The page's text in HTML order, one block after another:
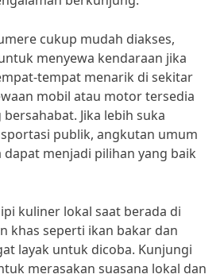
cukup mudah diakses,
menyewa kendaraan jika
tempat menarik di sekitar
mobil atau motor tersedia
Jika lebih suka
publik, angkutan umum
menjadi pilihan yang baik
kuliner lokal saat berada di
khas seperti ikan bakar dan
layak untuk dicoba. Kunjungi
merasakan suasana lokal dan